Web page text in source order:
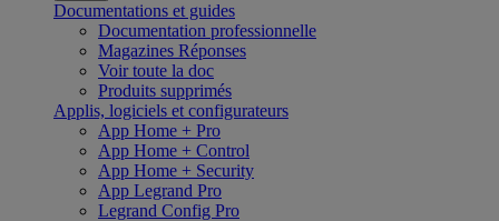
Documentations et guides
Documentation professionnelle
Magazines Réponses
Voir toute la doc
Produits supprimés
Applis, logiciels et configurateurs
App Home + Pro
App Home + Control
App Home + Security
App Legrand Pro
Legrand Config Pro